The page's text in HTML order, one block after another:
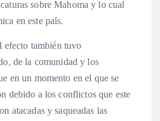
sobre Mahoma y lo cual
en este país.
también tuvo
de la comunidad y los
en un momento en el que se
debido a los conflictos que este
atacadas y saqueadas las